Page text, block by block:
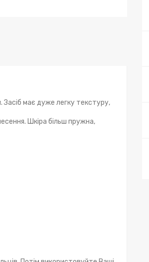
Засіб має дуже легку текстуру,
Шкіра більш пружна,